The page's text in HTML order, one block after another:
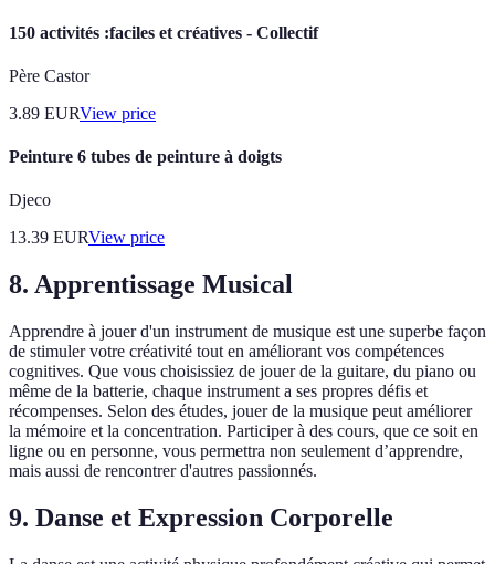
150 activités :faciles et créatives - Collectif
Père Castor
3.89 EURView price
Peinture 6 tubes de peinture à doigts
Djeco
13.39 EURView price
8. Apprentissage Musical
Apprendre à jouer d'un instrument de musique est une superbe façon
de stimuler votre créativité tout en améliorant vos compétences
cognitives. Que vous choisissiez de jouer de la guitare, du piano ou
même de la batterie, chaque instrument a ses propres défis et
récompenses. Selon des études, jouer de la musique peut améliorer
la mémoire et la concentration. Participer à des cours, que ce soit en
ligne ou en personne, vous permettra non seulement d’apprendre,
mais aussi de rencontrer d'autres passionnés.
9. Danse et Expression Corporelle